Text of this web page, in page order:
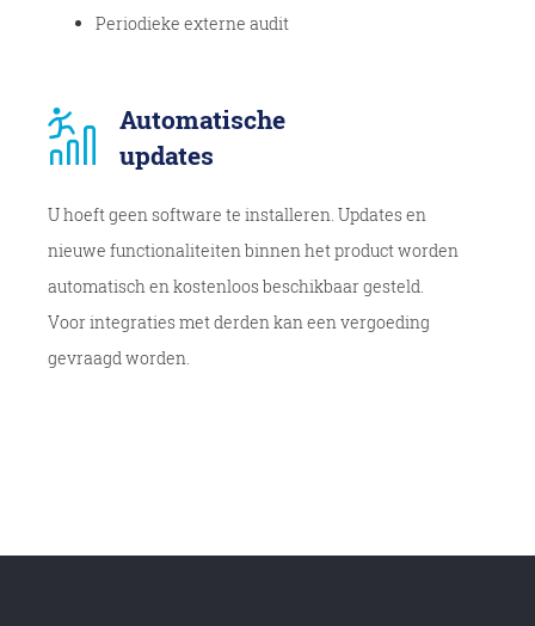
Periodieke externe audit
Automatische
updates
U hoeft geen software te installeren. Updates en
nieuwe functionaliteiten binnen het product worden
automatisch en kostenloos beschikbaar gesteld.
Voor integraties met derden kan een vergoeding
gevraagd worden.